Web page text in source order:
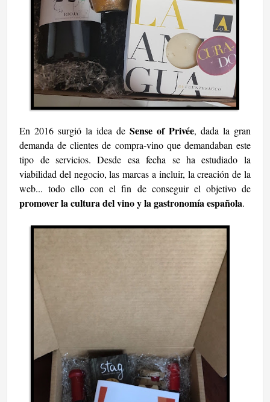
En 2016 surgió la idea de Sense of Privée, dada la gran
demanda de clientes de compra-vino que demandaban este
tipo de servicios. Desde esa fecha se ha estudiado la
viabilidad del negocio, las marcas a incluir, la creación de la
web... todo ello con el fin de conseguir el objetivo de
promover la cultura del vino y la gastronomía española.